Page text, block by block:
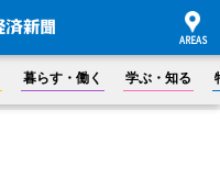
暮らす・働く 学ぶ・知る